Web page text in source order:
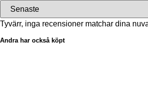
Tyvärr, inga recensioner matchar dina
Andra har också köpt